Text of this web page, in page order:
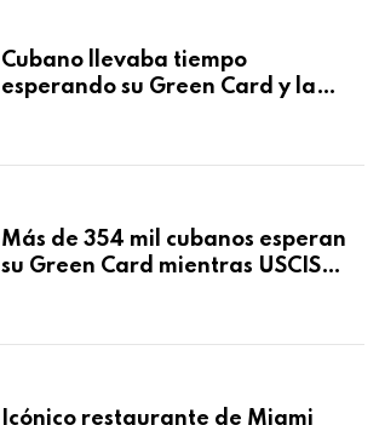
Cubano llevaba tiempo
esperando su Green Card y la
Más de 354 mil cubanos esperan
su Green Card mientras USCIS
Icónico restaurante de Miami